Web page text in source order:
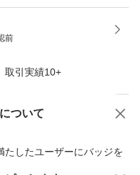
前
取引実績10+
ついて
たしたユーザーにバッジを
商品への質問